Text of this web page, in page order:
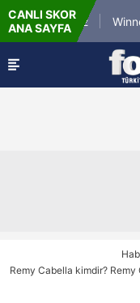
CANLI SKOR
ANA SAYFA
Match 12 Winner
Remy Cabella kimdir?